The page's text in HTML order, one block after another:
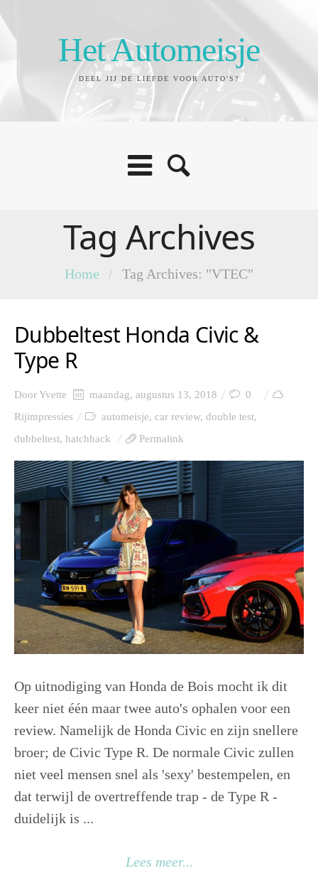
Het Automeisje
DEEL JIJ DE LIEFDE VOOR AUTO'S?
Tag Archives
Home / Tag Archives: "VTEC"
Dubbeltest Honda Civic &
Type R
DoorYvette maandag, augustus 13, 2018
0
Rijimpressies
automeisje, car review, double test,
dubbeltest, hatchback Permalink
Op uitnodiging van Honda de Bois mocht ik dit
keer niet één maar twee auto's ophalen voor een
review. Namelijk de Honda Civic en zijn snellere
broer; de Civic Type R. De normale Civic zullen
niet veel mensen snel als 'sexy' bestempelen, en
dat terwijl de overtreffende trap - de Type R -
duidelijk is ...
Lees meer...